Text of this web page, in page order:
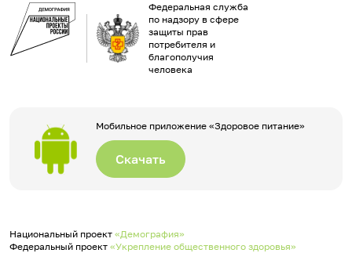
Федеральная служба
по надзору в сфере
защиты прав
потребителя и
благополучия
человека
Мобильное приложение «Здоровое питание»
Скачать
Национальный проект «Демография»
Федеральный проект «Укрепление общественного здоровья»